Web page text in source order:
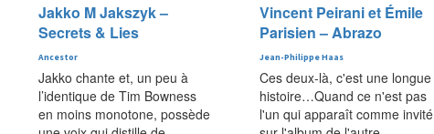
Jakko M Jakszyk –
Secrets & Lies
Ancestor
Jakko chante et, un peu à
l’identique de Tim Bowness
en moins monotone, possède
Vincent Peirani et Émile
Parisien – Abrazo
Jean-Philippe Haas
Ces deux-là, c'est une longue
histoire…Quand ce n'est pas
l'un qui apparaît comme invité